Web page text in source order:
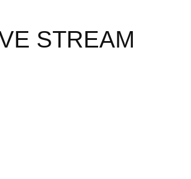
STREAM